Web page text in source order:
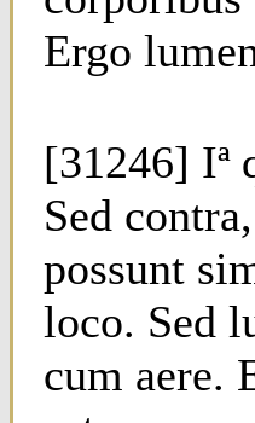
Ergo
[31246] Iª
Sed
possunt
loco. Sed
cum aere.